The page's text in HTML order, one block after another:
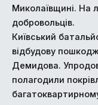
Миколаївщині. На
добровольців.
Київський
відбудову
Демидова.
полагодили